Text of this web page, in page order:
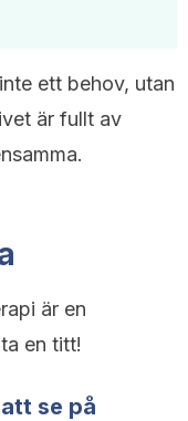
ett behov, utan
är fullt av
är en
en titt!
se på